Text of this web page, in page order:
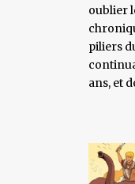
oublier
piliers
ans, et